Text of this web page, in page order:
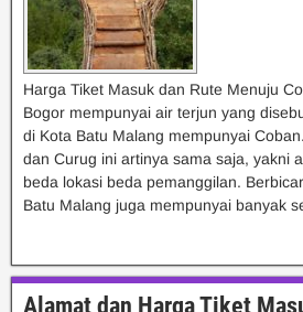
Harga Tiket Masuk dan Rute Menuju
Bogor mempunyai air terjun yang
di Kota Batu Malang mempunyai
dan Curug ini artinya sama saja, yakni
beda lokasi beda pemanggilan.
Batu Malang juga mempunyai banyak
Alamat dan Harga Tiket